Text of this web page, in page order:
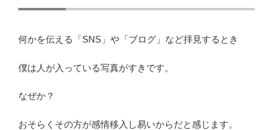
何かを伝える「SNS」や「ブログ」など拝見するとき
僕は人が入っている写真がすきです。
なぜか？
おそらくその方が感情移入し易いからだと感じます。